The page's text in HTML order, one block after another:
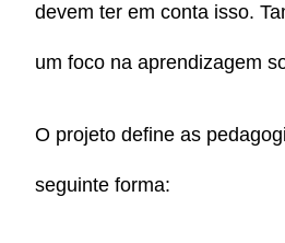
devem ter em conta isso.
um foco na aprendizagem
O projeto define as
seguinte forma: